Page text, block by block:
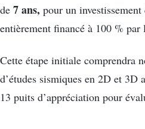
de 7 ans, pour un investissement
entièrement financé à 100 % par
Cette étape initiale comprendra
d’études sismiques en 2D et 3D
13 puits d’appréciation pour